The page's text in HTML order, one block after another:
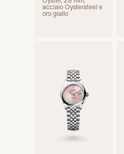
acciaio Oystersteel e
oro giallo